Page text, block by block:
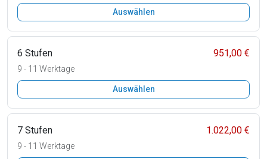
Auswählen
6 Stufen 951,00 €
9 - 11 Werktage
Auswählen
7 Stufen 1.022,00 €
9 - 11 Werktage